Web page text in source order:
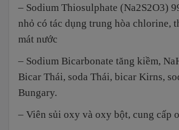
– Sodium Thiosulphate (Na2S2O3)
nhỏ có tác dụng trung hòa chlorine,
mát nước
– Sodium Bicarbonate tăng kiềm,
Bicar Thái, soda Thái, bicar Kirns,
Bungary.
– Viên sủi oxy và oxy bột, cung cấp